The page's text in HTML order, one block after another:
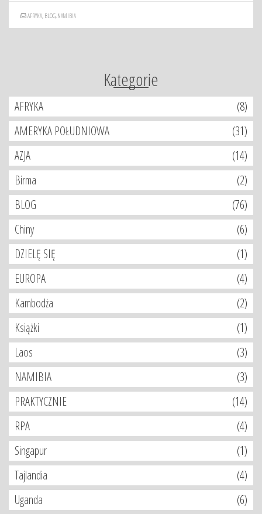
AFRYKA, BLOG,NAMIBIA
Kategorie
AFRYKA
(8)
AMERYKA POŁUDNIOWA
(31)
AZJA
(14)
Birma
(2)
BLOG
(76)
Chiny
(6)
DZIELĘ SIĘ
(1)
EUROPA
(4)
Kambodża
(2)
Książki
(1)
Laos
(3)
NAMIBIA
(3)
PRAKTYCZNIE
(14)
RPA
(4)
Singapur
(1)
Tajlandia
(4)
Uganda
(6)